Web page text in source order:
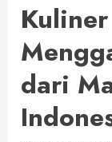
dari